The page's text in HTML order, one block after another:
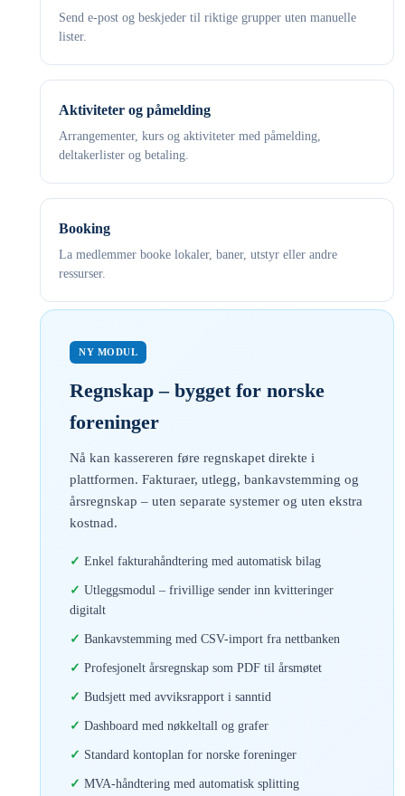
Send e-post og beskjeder til riktige grupper uten manuelle
lister.
Aktiviteter og påmelding
Arrangementer, kurs og aktiviteter med påmelding,
deltakerlister og betaling.
Booking
La medlemmer booke lokaler, baner, utstyr eller andre
ressurser.
NY MODUL
Regnskap – bygget for norske
foreninger
Nå kan kassereren føre regnskapet direkte i
plattformen. Fakturaer, utlegg, bankavstemming og
årsregnskap – uten separate systemer og uten ekstra
kostnad.
Enkel fakturahåndtering med automatisk bilag
Utleggsmodul – frivillige sender inn kvitteringer
digitalt
Bankavstemming med CSV-import fra nettbanken
Profesjonelt årsregnskap som PDF til årsmøtet
Budsjett med avviksrapport i sanntid
Dashboard med nøkkeltall og grafer
Standard kontoplan for norske foreninger
MVA-håndtering med automatisk splitting